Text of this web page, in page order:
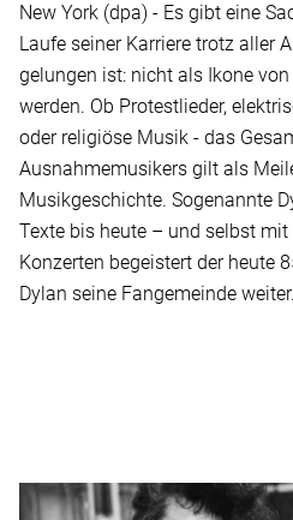
New York (dpa) - Es gibt eine
Laufe seiner Karriere trotz aller
gelungen ist: nicht als Ikone
werden. Ob Protestlieder,
oder religiöse Musik - das
Ausnahmemusikers gilt als
Musikgeschichte. Sogenannte
Texte bis heute – und selbst
Konzerten begeistert der heute
Dylan seine Fangemeinde weiter.